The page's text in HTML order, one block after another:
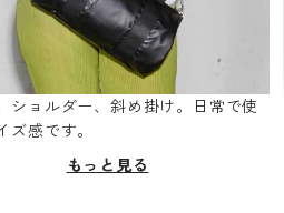
ショルダー、斜め掛け。日常で使
ズ感です。
もっと見る